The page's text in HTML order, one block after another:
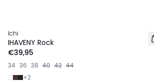
NEU
Ichi
IHAVENY Rock
€39,95
34 36 38 40 42 44
+2